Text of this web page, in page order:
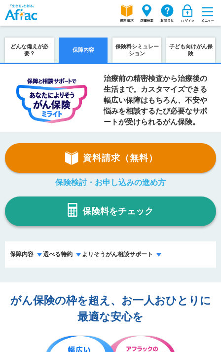
どんな備えが必
要？
保障内容
保険料シミュレー
ション
子ども向けがん保
険
治療前の精密検査から治療後の
生活まで。カスタマイズできる
幅広い保障はもちろん、不安や
悩みを相談するたび必要なサポ
ートが受けられるがん保険。
資料請求（無料）
保険検討・お申し込みの進め方
保険料をチェック
保障内容 選べる特約 よりそうがん相談サポート
がん保険の枠を超え、お一人おひとりに
最適な安心を